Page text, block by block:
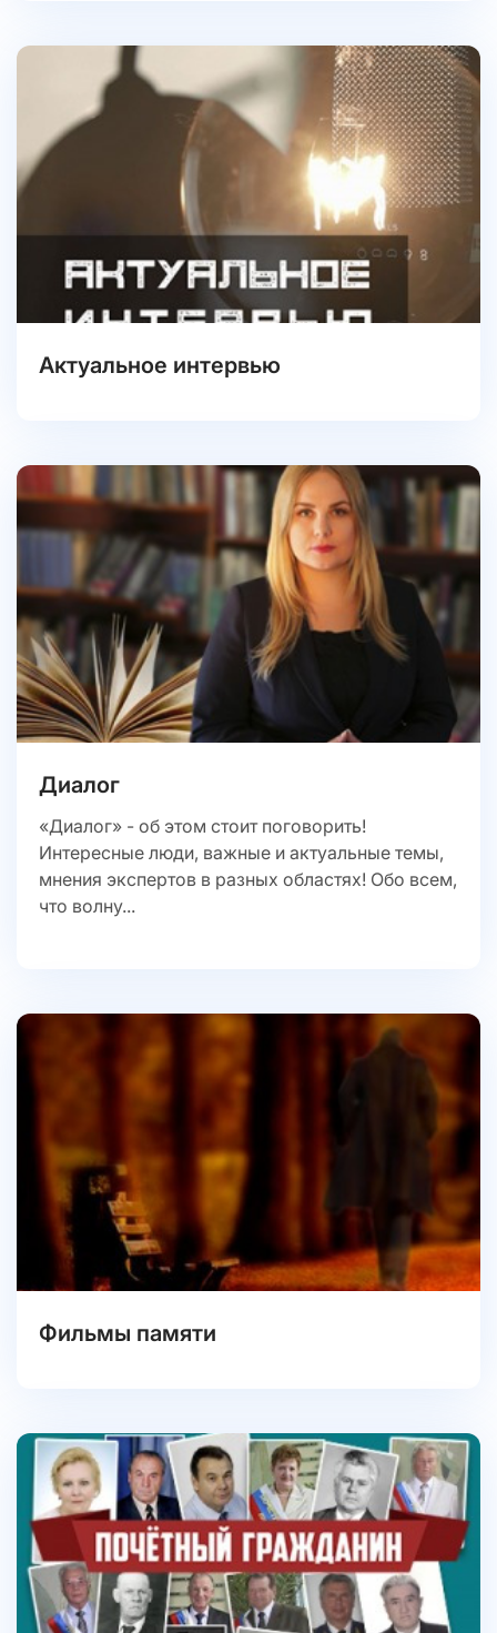
Актуальное интервью
Диалог
«Диалог» - об этом стоит поговорить!
Интересные люди, важные и актуальные темы,
мнения экспертов в разных областях! Обо всем,
что волну...
Фильмы памяти